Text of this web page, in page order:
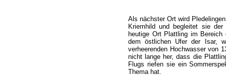
Als nächster Ort wird
Kriemhild und begleitet sie
heutige Ort Plattling im
dem östlichen Ufer der Isar,
verheerenden Hochwasser von
nicht lange her, dass die
Flugs riefen sie ein
Thema hat.